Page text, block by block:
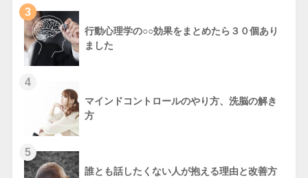
3
行動心理学の○○効果をまとめたら３０個あり
ました
4
マインドコントロールのやり方、洗脳の解き
方
5
誰とも話したくない人が抱える理由と改善方